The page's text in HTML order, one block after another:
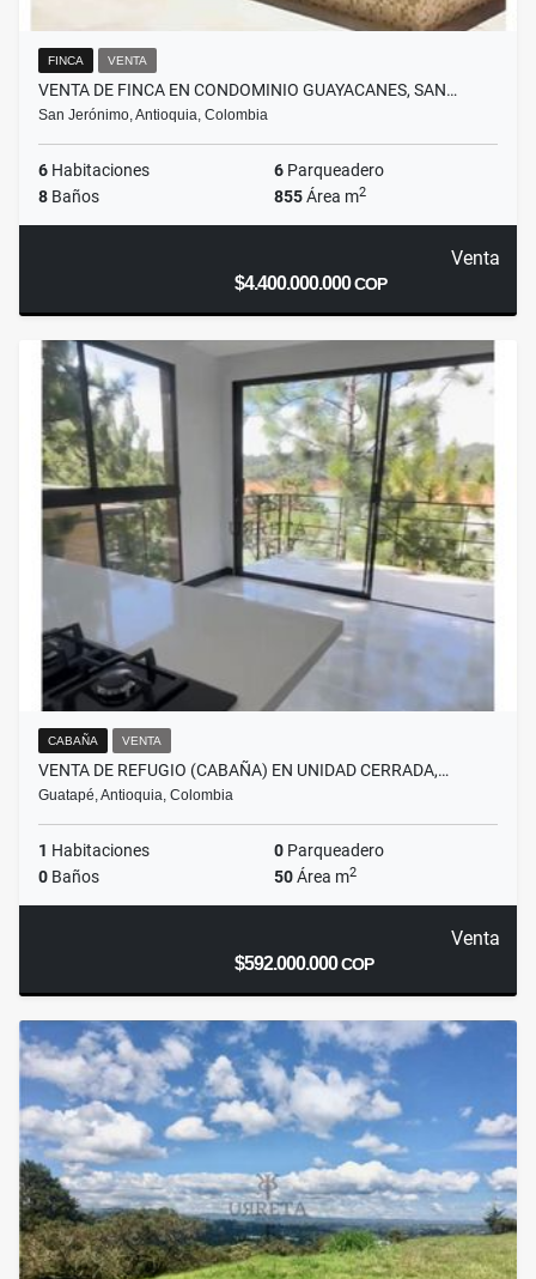
FINCA VENTA
VENTA DE FINCA EN CONDOMINIO GUAYACANES, SAN…
San Jerónimo, Antioquia, Colombia
6 Habitaciones 6 Parqueadero
8 Baños 855Área m2
Venta
$4.400.000.000COP
CABAÑA VENTA
VENTA DE REFUGIO (CABAÑA) EN UNIDAD CERRADA,…
Guatapé, Antioquia, Colombia
1 Habitaciones 0 Parqueadero
0 Baños 50Área m2
Venta
$592.000.000COP